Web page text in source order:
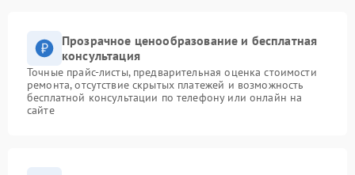
Прозрачное ценообразование и бесплатная
консультация
Точные прайс-листы, предварительная оценка стоимости
ремонта, отсутствие скрытых платежей и возможность
бесплатной консультации по телефону или онлайн на
сайте